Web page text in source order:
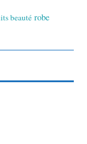
beauté robe